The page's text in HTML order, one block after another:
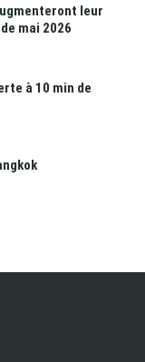
leur
mai 2026
à 10 min de